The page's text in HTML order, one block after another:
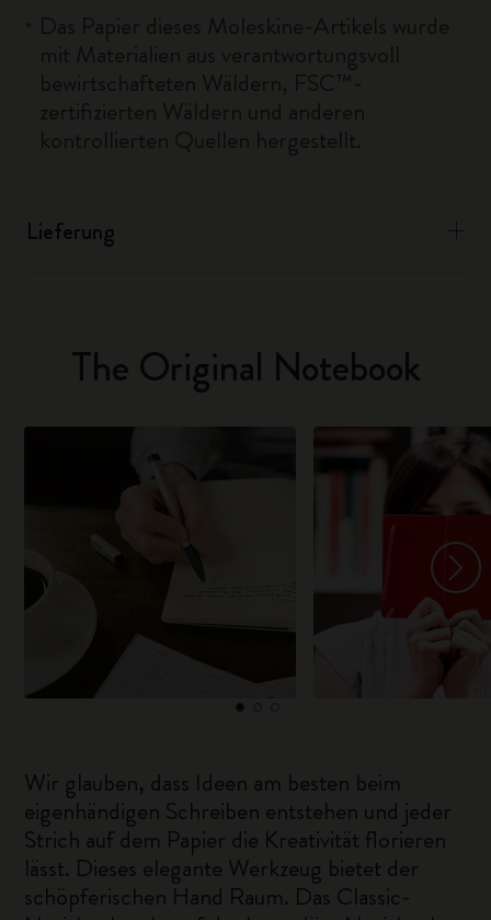
Lieferung
The Original Notebook
Wir glauben, dass Ideen am besten beim
eigenhändigen Schreiben entstehen und jeder
Strich auf dem Papier die Kreativität florieren
lässt. Dieses elegante Werkzeug bietet der
schöpferischen Hand Raum. Das Classic-